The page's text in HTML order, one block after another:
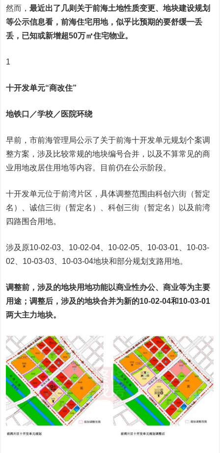
然而，最近出了几则关于前海土地性质变更、地块建设规划
等公示信息看，前海住宅用地，似乎比预期的要舒缓一丢
丢，已知或新增超50万㎡住宅物业。
1
十开发单元“商改住”
地铁口／学校／医院环绕
早前，市前海管理局公示了关于前海十开发单元规划个案调
整方案，涉及比较常规的地块编号合并，以及不算常见的商
业用地改居住用地等内容。目前仍在公示阶段。
十开发单元位于前湾片区，具体调整范围由科创六街（暂定
名）、诚信三街（暂定名）、科创三街（暂定名）以及前湾
四路围合用地。
涉及原10-02-03、10-02-04、10-02-05、10-03-01、10-03-
02、10-03-03、10-03-04地块和部分规划支路用地。
调整前，涉及的地块用地功能以商业性办公、商业等为主要
用途；调整后，涉及的地块合并为新的10-02-04和10-03-01
两大主力地块。